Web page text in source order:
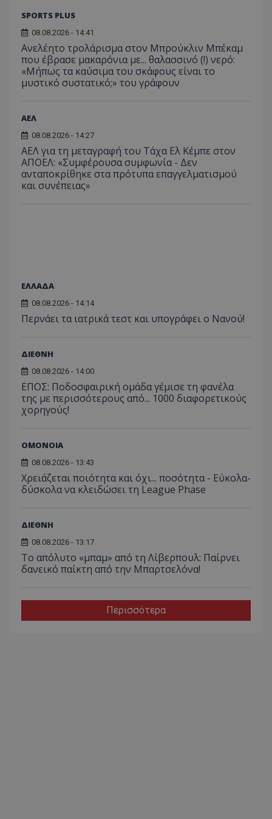
SPORTS PLUS
08.08.2026 - 14:41
Ανελέητο τρολάρισμα στον Μπρούκλιν Μπέκαμ
που έβρασε μακαρόνια με... θαλασσινό (!) νερό:
«Μήπως τα καύσιμα του σκάφους είναι το
μυστικό συστατικό;» του γράφουν
ΑΕΛ
08.08.2026 - 14:27
ΑΕΛ για τη μεταγραφή του Τάχα Ελ Κέμπε στον
ΑΠΟΕΛ: «Συμφέρουσα συμφωνία - Δεν
ανταποκρίθηκε στα πρότυπα επαγγελματισμού
και συνέπειας»
ΕΛΛΑΔΑ
08.08.2026 - 14:14
Περνάει τα ιατρικά τεστ και υπογράφει ο Νανού!
ΔΙΕΘΝΗ
08.08.2026 - 14:00
ΕΠΟΣ: Ποδοσφαιρική ομάδα γέμισε τη φανέλα
της με περισσότερους από... 1000 διαφορετικούς
χορηγούς!
ΟΜΟΝΟΙΑ
08.08.2026 - 13:43
Χρειάζεται ποιότητα και όχι... ποσότητα - Εύκολα-
δύσκολα να κλειδώσει τη League Phase
ΔΙΕΘΝΗ
08.08.2026 - 13:17
Το απόλυτο «μπαμ» από τη Λίβερπουλ: Παίρνει
δανεικό παίκτη από την Μπαρτσελόνα!
Περισσότερα